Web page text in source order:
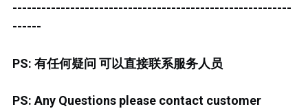
JB TOWN CIQ 1
----------------------------------------------------------
------
PS: 有任何疑问 可以直接联系服务人员
PS: Any Questions please contact customer